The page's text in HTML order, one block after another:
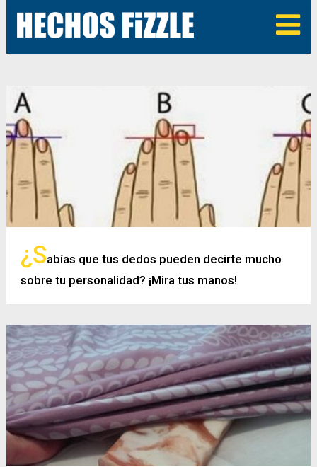
¿Sabías que tus dedos pueden decirte mucho
sobre tu personalidad? ¡Mira tus manos!